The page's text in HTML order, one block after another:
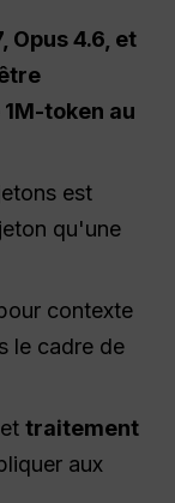
Opus 4.6, et
token au
est
qu'une
contexte
le cadre de
ettraitement
aux